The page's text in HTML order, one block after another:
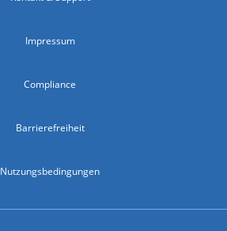
Impressum
Compliance
Barrierefreiheit
Nutzungsbedingungen